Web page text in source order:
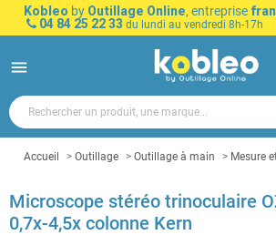
Kobleo by Outillage Online, entreprise
04 84 25 22 33 du lundi au vendredi 8h-17h
menu
Accueil Outillage Outillage à main Mesure
Microscope stéréo trinoculaire
0,7x-4,5x colonne Kern